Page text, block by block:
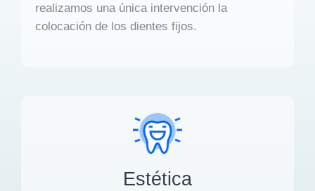
realizamos una única intervención la
colocación de los dientes fijos.
Estética